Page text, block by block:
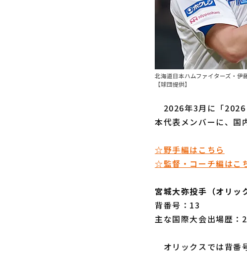
北海道日本ハムファイターズ・
【球団提供】
2026年3月に「2026
本代表メンバーに、国
☆野手編はこちら
☆監督・コーチ編はこ
宮城大弥投手（オリッ
背番号：13
主な国際大会出場歴：
オリックスでは背番